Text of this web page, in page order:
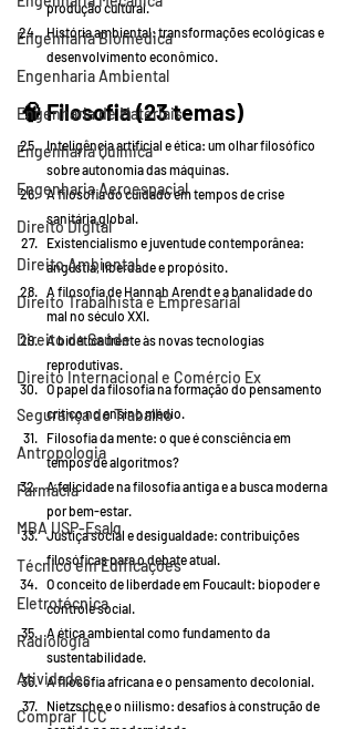
Engenharia Biomédica
Engenharia Ambiental
Engenharia de Materiais
Engenharia Química
Engenharia Aeroespacial
Direito Digital
Direito Ambiental
Direito Trabalhista e Empresarial
Direito da Saúde
Direito Internacional e Comércio Ex
Segurança do Trabalho
Antropologia
Farmácia
MBA USP-Esalq
Técnico em Edificações
Eletrotécnica
Radiologia
Atividades
Comprar TCC
produção cultural.
História ambiental: transformações ecológicas e
desenvolvimento econômico.
🧠 Filosofia (23 temas)
Inteligência artificial e ética: um olhar filosófico
sobre autonomia das máquinas.
A filosofia do cuidado em tempos de crise
sanitária global.
Existencialismo e juventude contemporânea:
angústia, liberdade e propósito.
A filosofia de Hannah Arendt e a banalidade do
mal no século XXI.
A bioética frente às novas tecnologias
reprodutivas.
O papel da filosofia na formação do pensamento
crítico no ensino médio.
Filosofia da mente: o que é consciência em
tempos de algoritmos?
A felicidade na filosofia antiga e a busca moderna
por bem-estar.
Justiça social e desigualdade: contribuições
filosóficas para o debate atual.
O conceito de liberdade em Foucault: biopoder e
controle social.
A ética ambiental como fundamento da
sustentabilidade.
A filosofia africana e o pensamento decolonial.
Nietzsche e o niilismo: desafios à construção de